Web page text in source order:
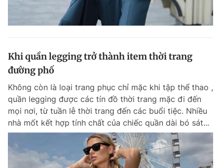
Khi quần legging trở thành item thời trang
đường phố
Không còn là loại trang phục chỉ mặc khi tập thể thao ,
quần legging được các tín đồ thời trang mặc đi đến
mọi nơi, từ tuần lễ thời trang đến các buổi tiệc. Nhiều
nhà mốt kết hợp tính chất của chiếc quần dài bó sát...